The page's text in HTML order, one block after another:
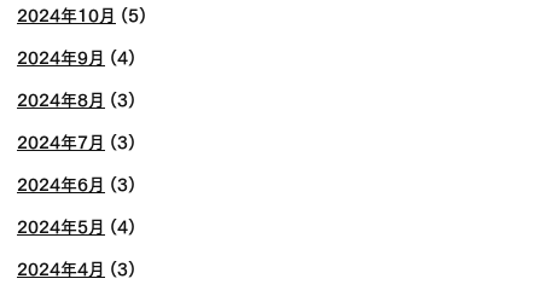
2024年10月 (5)
2024年9月 (4)
2024年8月 (3)
2024年7月 (3)
2024年6月 (3)
2024年5月 (4)
2024年4月 (3)